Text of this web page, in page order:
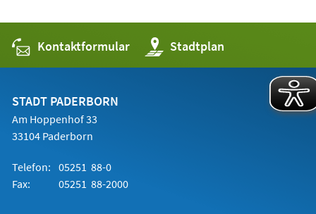
Kontaktformular Stadtplan
(Öffnet
in
einem
STADT PADERBORN
Am Hoppenhof 33
33104 Paderborn
Telefon: 05251 88-0
Fax:
05251 88-2000